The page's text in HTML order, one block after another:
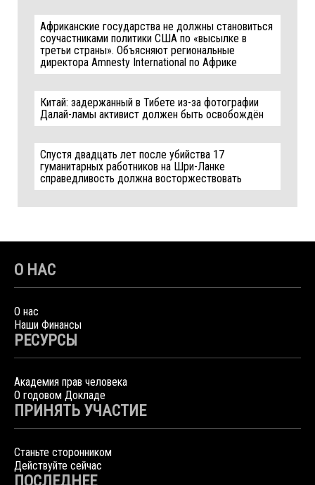
Африканские государства не должны становиться
соучастниками политики США по «высылке в
третьи страны». Объясняют региональные
директора Amnesty International по Африке
Китай: задержанный в Тибете из-за фотографии
Далай-ламы активист должен быть освобождён
Спустя двадцать лет после убийства 17
гуманитарных работников на Шри-Ланке
справедливость должна восторжествовать
О НАС
О нас
Наши Финансы
РЕСУРСЫ
Академия прав человека
О годовом Докладе
ПРИНЯТЬ УЧАСТИЕ
Станьте сторонником
Действуйте сейчас
ПОСЛЕДНЕЕ